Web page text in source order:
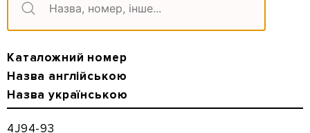
Каталожний номер
Назва англійською
Назва українською
4J94-93